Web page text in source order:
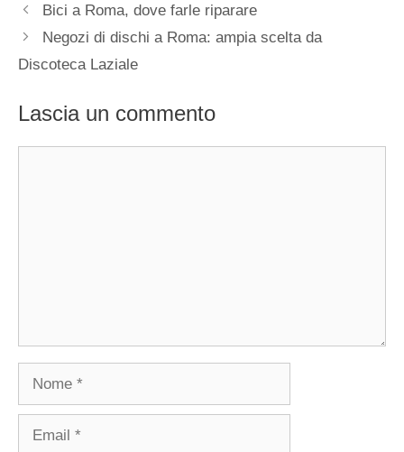
Bici a Roma, dove farle riparare
Negozi di dischi a Roma: ampia scelta da
Discoteca Laziale
Lascia un commento
Nome
Email